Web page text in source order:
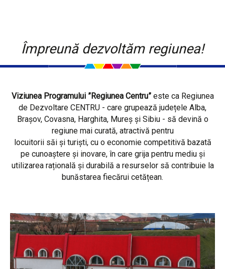
Împreună dezvoltăm regiunea!
Viziunea Programului ”Regiunea Centru”este ca Regiunea
de Dezvoltare CENTRU - care grupează județele Alba,
Brașov, Covasna, Harghita, Mureș și Sibiu - să devină o
regiune mai curată, atractivă pentru
locuitorii săi și turiști, cu o economie competitivă bazată
pe cunoaștere și inovare, în care grija pentru mediu și
utilizarea rațională și durabilă a resurselor să contribuie la
bunăstarea fiecărui cetățean.